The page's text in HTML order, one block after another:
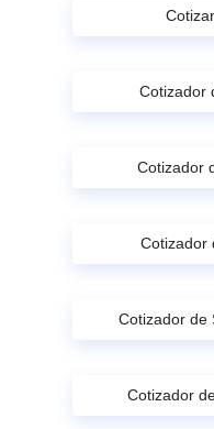
Cotizador
Cotizador
Cotizador
Cotizador de
Cotizador